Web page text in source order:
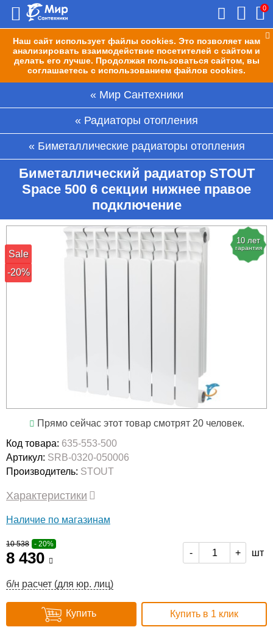
Наш сайт использует файлы cookies. Это позволяет нам
анализировать взаимодействие посетителей с сайтом и
делать его лучше. Продолжая пользоваться сайтом, вы
соглашаетесь с использованием файлов cookies.
0
Мир Сантехники
Радиаторы отопления
Биметаллические радиаторы отопления
Биметаллический радиатор STOUT
Space 500 6 секции нижнее правое
подключение
-20%
Sale
10 лет
гарантия
Прямо сейчас этот товар смотрят 20 человек.
Код товара: 635-553-500
Артикул: SRB-0320-050006
Производитель: STOUT
Характеристики
Наличие по магазинам
10 538 - 20%
8 430 - + шт
б/н расчет (для юр. лиц)
Купить Купить в 1 клик